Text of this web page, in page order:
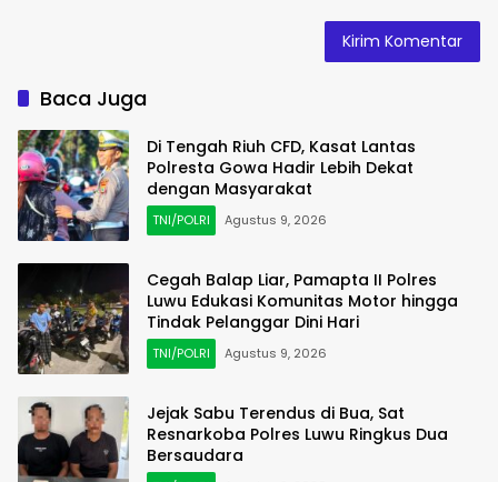
Baca Juga
Di Tengah Riuh CFD, Kasat Lantas
Polresta Gowa Hadir Lebih Dekat
dengan Masyarakat
TNI/POLRI Agustus 9, 2026
Cegah Balap Liar, Pamapta II Polres
Luwu Edukasi Komunitas Motor hingga
Tindak Pelanggar Dini Hari
TNI/POLRI Agustus 9, 2026
Jejak Sabu Terendus di Bua, Sat
Resnarkoba Polres Luwu Ringkus Dua
Bersaudara